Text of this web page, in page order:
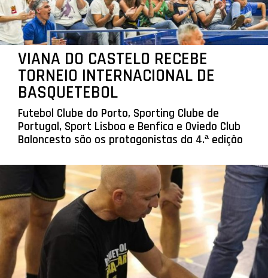
VIANA DO CASTELO RECEBE
TORNEIO INTERNACIONAL DE
BASQUETEBOL
Futebol Clube do Porto, Sporting Clube de
Portugal, Sport Lisboa e Benfica e Oviedo Club
Baloncesto são os protagonistas da 4.ª edição